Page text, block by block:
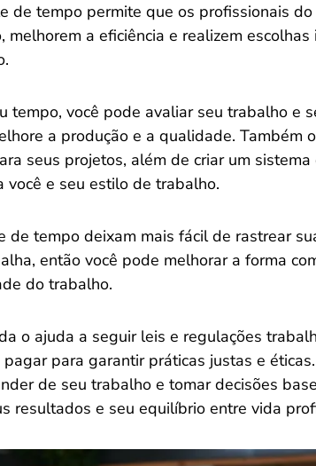
de tempo permite que os profissionais
melhorem a eficiência e realizem
tempo, você pode avaliar seu trabalho e
a produção e a qualidade. Também
seus projetos, além de criar um
você e seu estilo de trabalho.
de tempo deixam mais fácil de rastrear
então você pode melhorar a forma
do trabalho.
o ajuda a seguir leis e regulações
para garantir práticas justas e
de seu trabalho e tomar decisões
resultados e seu equilíbrio entre vida